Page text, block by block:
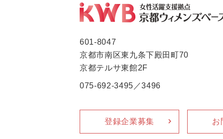
601-8047
京都市南区東九条下殿田町70
京都テルサ東館2F
075-692-3495／3496
登録企業募集 お